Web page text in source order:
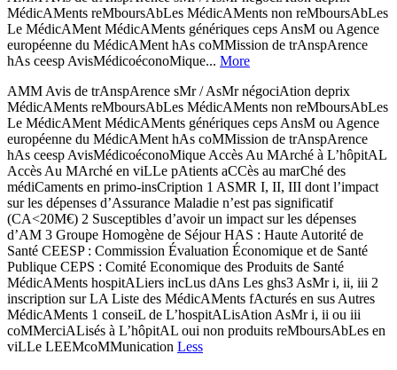
MédicAMents reMboursAbLes MédicAMents non reMboursAbLes
Le MédicAMent MédicAMents génériques ceps AnsM ou Agence
européenne du MédicAMent hAs coMMission de trAnspArence
hAs ceesp AvisMédicoéconoMique... More
AMM Avis de trAnspArence sMr / AsMr négociAtion deprix
MédicAMents reMboursAbLes MédicAMents non reMboursAbLes
Le MédicAMent MédicAMents génériques ceps AnsM ou Agence
européenne du MédicAMent hAs coMMission de trAnspArence
hAs ceesp AvisMédicoéconoMique Accès Au MArché à L’hôpitAL
Accès Au MArché en viLLe pAtients aCCès au marChé des
médiCaments en primo-insCription 1 ASMR I, II, III dont l’impact
sur les dépenses d’Assurance Maladie n’est pas significatif
(CA<20M€) 2 Susceptibles d’avoir un impact sur les dépenses
d’AM 3 Groupe Homogène de Séjour HAS : Haute Autorité de
Santé CEESP : Commission Évaluation Économique et de Santé
Publique CEPS : Comité Economique des Produits de Santé
MédicAMents hospitALiers incLus dAns Les ghs3 AsMr i, ii, iii 2
inscription sur LA Liste des MédicAMents fActurés en sus Autres
MédicAMents 1 conseiL de L’hospitALisAtion AsMr i, ii ou iii
coMMerciALisés à L’hôpitAL oui non produits reMboursAbLes en
viLLe LEEMcoMMunication Less